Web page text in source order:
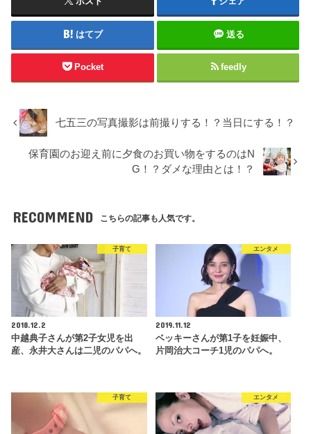
はてブ 送る
Pocket feedly
七五三の写真撮影は前撮りする！？当日にする！？
保育園のお迎え前に夕食のお買い物をするのはN
G！？ダメな理由とは！？
RECOMMEND こちらの記事も人気です。
子育て
2018.12.2
中越典子さんが第2子女児を出
産、永井大さんは二児のパパへ。
エンタメ
2019.11.12
ベッキーさんが第1子を妊娠中、
片岡治大コーチ1児のパパへ。
子育て エンタメ